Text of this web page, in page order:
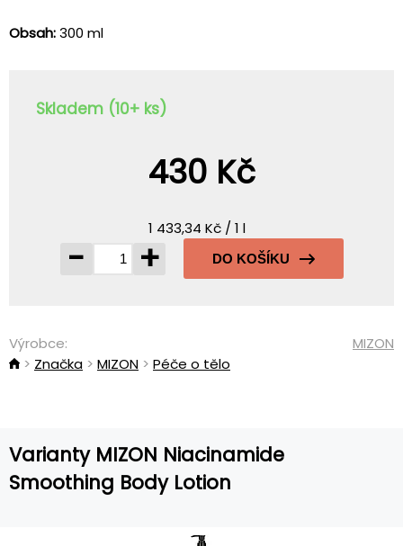
Obsah:300 ml
Skladem (10+ ks)
430 Kč
1 433,34 Kč / 1 l
- + DO KOŠÍKU
Výrobce:
MIZON
Značka
MIZON Péče o tělo
Varianty MIZON Niacinamide
Smoothing Body Lotion